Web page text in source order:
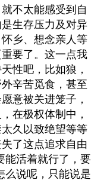
不太能感受到自
生存压力及对异
乡、想念亲人等
要了。这一点我
性吧，比如狼，
辛苦觅食，甚至
意被关进笼子，
在极权体制中，
久以致绝望等等
了这点追求自由
能活着就行了，要
么说呢，只能说是